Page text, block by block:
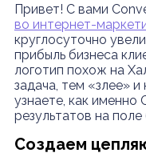
Привет! С вами
во интернет-
круглосуточно
прибыль бизнеса
логотип похож на
задача, тем «злее»
узнаете, как именно
результатов на
Создаем